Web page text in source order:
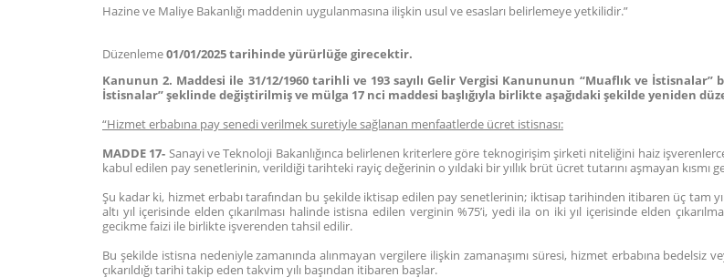
Hazine ve Maliye Bakanlığı maddenin uygulanmasına ilişkin usul ve esasları belirlemeye yetkilidir.”
Düzenleme01/01/2025 tarihinde yürürlüğe girecektir.
Kanunun 2. Maddesi ile 31/12/1960 tarihli ve 193 sayılı Gelir Vergisi Kanununun “Muaflık ve İstisnalar”
İstisnalar” şeklinde değiştirilmiş ve mülga 17 nci maddesi başlığıyla birlikte aşağıdaki şekilde yeniden
“Hizmet erbabına pay senedi verilmek suretiyle sağlanan menfaatlerde ücret istisnası:
MADDE 17- Sanayi ve Teknoloji Bakanlığınca belirlenen kriterlere göre teknogirişim şirketi niteliğini haiz
kabul edilen pay senetlerinin, verildiği tarihteki rayiç değerinin o yıldaki bir yıllık brüt ücret tutarını aşmayan kısmı
Şu kadar ki, hizmet erbabı tarafından bu şekilde iktisap edilen pay senetlerinin; iktisap tarihinden itibaren üç tam
altı yıl içerisinde elden çıkarılması halinde istisna edilen verginin %75’i, yedi ila on iki yıl içerisinde elden
gecikme faizi ile birlikte işverenden tahsil edilir.
Bu şekilde istisna nedeniyle zamanında alınmayan vergilere ilişkin zamanaşımı süresi, hizmet erbabına
çıkarıldığı tarihi takip eden takvim yılı başından itibaren başlar.